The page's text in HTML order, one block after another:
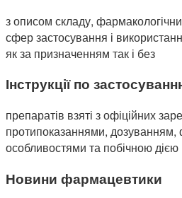
з описом складу,
сфер застосування і
як за призначенням так і без
Інструкції по
препаратів взяті з офіційних
протипоказаннями, дозуванням,
особливостями та побічною дією
Новини фармацевтики